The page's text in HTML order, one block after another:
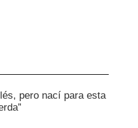
pero nací para esta